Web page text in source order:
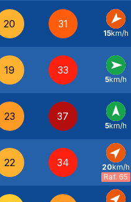
20 31
NE -
15km/h
19 33
O -
5km/h
23 37
S -
5km/h
22 34
SO -
20km/h
Raf. 65